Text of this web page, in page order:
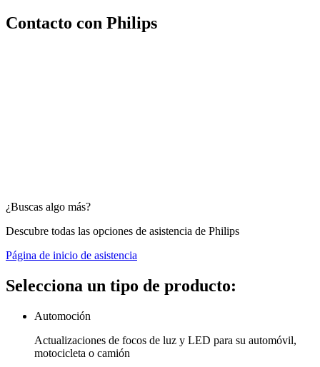
Contacto con Philips
¿Buscas algo más?
Descubre todas las opciones de asistencia de Philips
Página de inicio de asistencia
Selecciona un tipo de producto:
Automoción
Actualizaciones de focos de luz y LED para su automóvil,
motocicleta o camión